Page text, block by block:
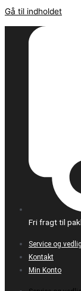
Gå til indholdet
Fri fragt til
Service og
Kontakt
Min Konto